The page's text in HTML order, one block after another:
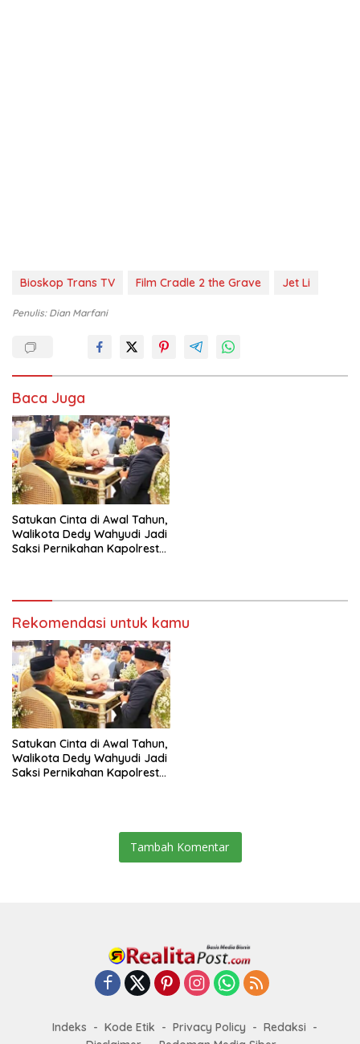
Bioskop Trans TV Film Cradle 2 the Grave Jet Li
Penulis: Dian Marfani
Baca Juga
Satukan Cinta di Awal Tahun,
Walikota Dedy Wahyudi Jadi
Saksi Pernikahan Kapolresta
Rekomendasi untuk kamu
Satukan Cinta di Awal Tahun,
Walikota Dedy Wahyudi Jadi
Saksi Pernikahan Kapolresta
Tambah Komentar
Indeks Kode Etik Privacy Policy
Redaksi